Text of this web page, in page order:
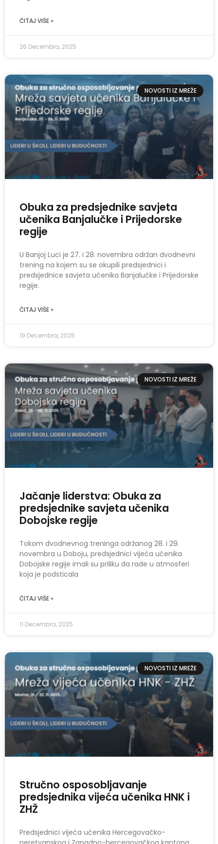
ČITAJ VIŠE »
26 Decembra, 2025
NOVOSTI IZ MREŽE
Obuka za predsjednike savjeta
učenika Banjalučke i Prijedorske
regije
U Banjoj Luci je 27. i 28. novembra održan dvodnevni
trening na kojem su se okupili predsjednici i
predsjednice savjeta učenika Banjalučke i Prijedorske
regije.
ČITAJ VIŠE »
19 Decembra, 2025
NOVOSTI IZ MREŽE
Jačanje liderstva: Obuka za
predsjednike savjeta učenika
Dobojske regije
Tokom dvodnevnog treninga održanog 28. i 29.
novembra u Doboju, predsjednici vijeća učenika
Dobojske regije imali su priliku da rade u atmosferi
koja je podsticala
ČITAJ VIŠE »
11 Decembra, 2025
NOVOSTI IZ MREŽE
Stručno osposobljavanje
predsjednika vijeća učenika HNK i
ZHŽ
Predsjednici vijeća učenika Hercegovačko-